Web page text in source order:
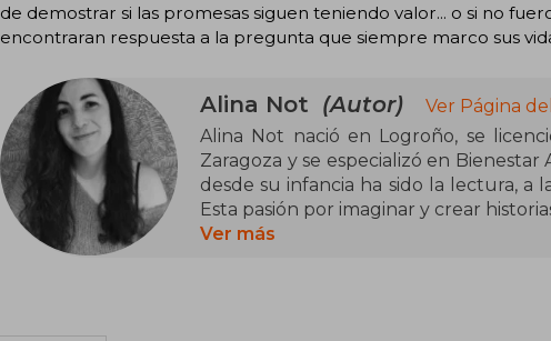
de demostrar si las promesas siguen teniendo valor... o si no
encontraran respuesta a la pregunta que siempre marco sus
Alina Not (Autor)
Ver Página
Alina Not nació en Logroño, se
Zaragoza y se especializó en
desde su infancia ha sido la lectura,
Esta pasión por imaginar y crear
su género predilecto la novela
Ver más